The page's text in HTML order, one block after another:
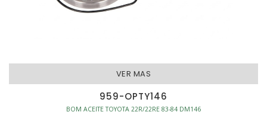
VER MAS
959-OPTY146
BOM ACEITE TOYOTA 22R/22RE 83-84 DM146